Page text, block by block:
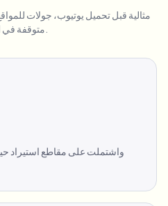
مثالية قبل تحميل يوتيوب، جولات
واشتملت على مقاطع استيراد